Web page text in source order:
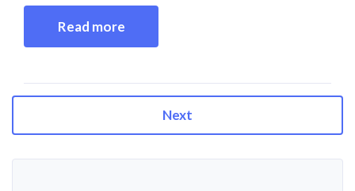
Read more
Next